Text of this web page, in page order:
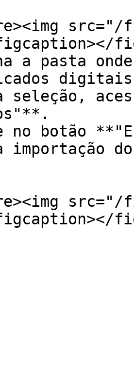
a pasta
digitais
seleção,
no botão